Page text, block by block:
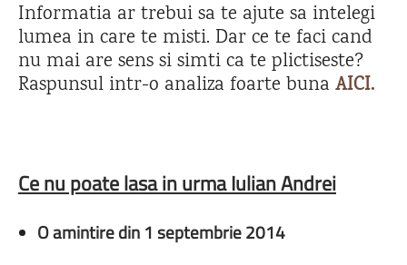
Informatia ar trebui sa te ajute sa intelegi
lumea in care te misti. Dar ce te faci cand
nu mai are sens si simti ca te plictiseste?
Raspunsul intr-o analiza foarte buna AICI.
Ce nu poate lasa in urma Iulian Andrei
O amintire din 1 septembrie 2014